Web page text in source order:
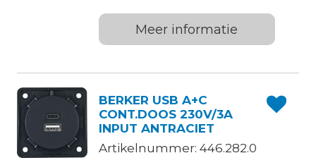
Meer informatie
BERKER USB A+C
CONT.DOOS 230V/3A
INPUT ANTRACIET
Artikelnummer: 446.282.0